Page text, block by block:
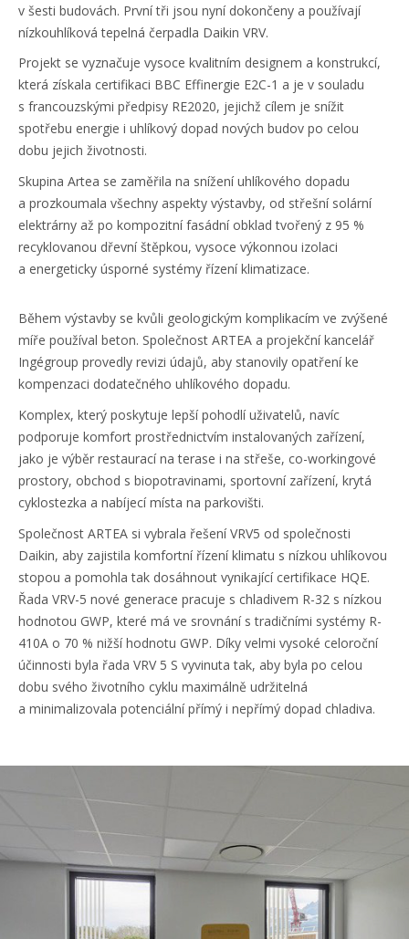
v šesti budovách. První tři jsou nyní dokončeny a používají
nízkouhlíková tepelná čerpadla Daikin VRV.
Projekt se vyznačuje vysoce kvalitním designem a konstrukcí,
která získala certifikaci BBC Effinergie E2C-1 a je v souladu
s francouzskými předpisy RE2020, jejichž cílem je snížit
spotřebu energie i uhlíkový dopad nových budov po celou
dobu jejich životnosti.
Skupina Artea se zaměřila na snížení uhlíkového dopadu
a prozkoumala všechny aspekty výstavby, od střešní solární
elektrárny až po kompozitní fasádní obklad tvořený z 95 %
recyklovanou dřevní štěpkou, vysoce výkonnou izolaci
a energeticky úsporné systémy řízení klimatizace.
Během výstavby se kvůli geologickým komplikacím ve zvýšené
míře používal beton. Společnost ARTEA a projekční kancelář
Ingégroup provedly revizi údajů, aby stanovily opatření ke
kompenzaci dodatečného uhlíkového dopadu.
Komplex, který poskytuje lepší pohodlí uživatelů, navíc
podporuje komfort prostřednictvím instalovaných zařízení,
jako je výběr restaurací na terase i na střeše, co-workingové
prostory, obchod s biopotravinami, sportovní zařízení, krytá
cyklostezka a nabíjecí místa na parkovišti.
Společnost ARTEA si vybrala řešení VRV5 od společnosti
Daikin, aby zajistila komfortní řízení klimatu s nízkou uhlíkovou
stopou a pomohla tak dosáhnout vynikající certifikace HQE.
Řada VRV-5 nové generace pracuje s chladivem R-32 s nízkou
hodnotou GWP, které má ve srovnání s tradičními systémy R-
410A o 70 % nižší hodnotu GWP. Díky velmi vysoké celoroční
účinnosti byla řada VRV 5 S vyvinuta tak, aby byla po celou
dobu svého životního cyklu maximálně udržitelná
a minimalizovala potenciální přímý i nepřímý dopad chladiva.